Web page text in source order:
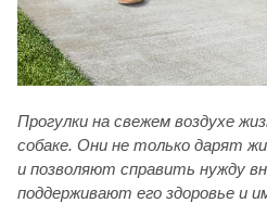
Прогулки на свежем воздухе
собаке. Они не только дарят
и позволяют справить нужду
поддерживают его здоровье и